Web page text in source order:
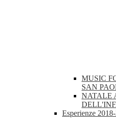
MUSIC
SAN
NATALE
Esperienze